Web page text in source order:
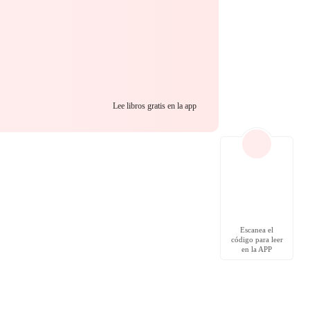
Lee libros gratis en la app
Escanea el
código para leer
en la APP